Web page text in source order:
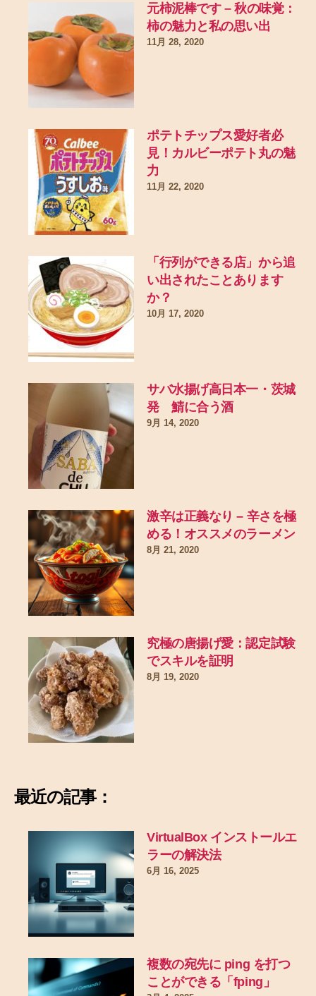
元柿泥棒です – 秋の味覚：
柿の魅力と私の思い出
11月 28, 2020
ポテトチップス愛好者必
見！カルビーポテト丸の魅
力
11月 22, 2020
「行列ができる店」から追
い出されたことあります
か？
10月 17, 2020
サバ水揚げ高日本一・茨城
発 鯖に合う酒
9月 14, 2020
激辛は正義なり – 辛さを極
める！オススメのラーメン
8月 21, 2020
究極の唐揚げ愛：認定試験
でスキルを証明
8月 19, 2020
最近の記事：
VirtualBox インストールエ
ラーの解決法
6月 16, 2025
複数の宛先に ping を打つ
ことができる「fping」